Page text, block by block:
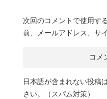
次回のコメントで使用す
前、メールアドレス、サ
日本語が含まれない投稿
さい。（スパム対策）